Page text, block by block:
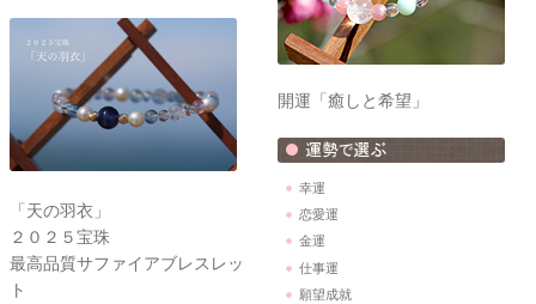
「天の羽衣」
２０２５宝珠
最高品質サファイアブレスレッ
ト
開運「癒しと希望」
幸運
恋愛運
金運
仕事運
願望成就